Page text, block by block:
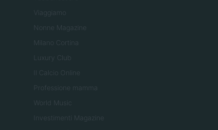
Viaggiamo
Nonne Magazine
Milano Cortina
Luxury Club
Il Calcio Online
Professione mamma
World Music
Investimenti Magazine